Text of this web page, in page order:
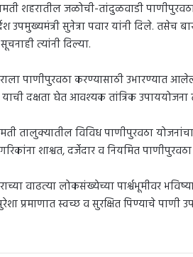
शहरातील जळोची-तांदुळवाडी
उपमुख्यमंत्री सुनेत्रा पवार यांनी दिले. तसेच
त्यांनी दिल्या.
पाणीपुरवठा करण्यासाठी
याची दक्षता घेत आवश्यक तांत्रिक
तालुक्यातील विविध पाणीपुरवठा
शाश्वत, दर्जेदार व नियमित
वाढत्या लोकसंख्येच्या पार्श्वभूमीवर
प्रमाणात स्वच्छ व सुरक्षित पिण्याचे